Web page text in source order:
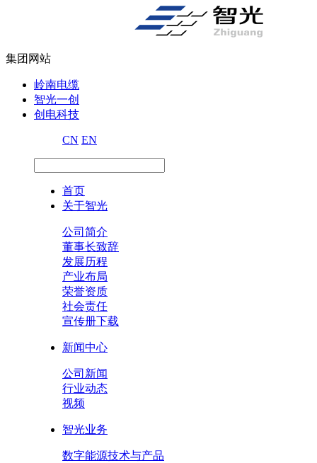
集团网站
岭南电缆
智光一创
创电科技
CN EN
首页
关于智光
公司简介
董事长致辞
发展历程
产业布局
荣誉资质
社会责任
宣传册下载
新闻中心
公司新闻
行业动态
视频
智光业务
数字能源技术与产品